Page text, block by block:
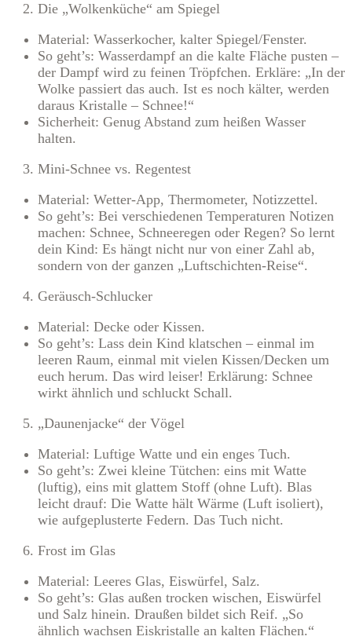
Die „Wolkenküche“ am Spiegel
Material: Wasserkocher, kalter Spiegel/Fenster.
So geht’s: Wasserdampf an die kalte Fläche pusten –
der Dampf wird zu feinen Tröpfchen. Erkläre: „In der
Wolke passiert das auch. Ist es noch kälter, werden
daraus Kristalle – Schnee!“
Sicherheit: Genug Abstand zum heißen Wasser
halten.
Mini-Schnee vs. Regentest
Material: Wetter-App, Thermometer, Notizzettel.
So geht’s: Bei verschiedenen Temperaturen Notizen
machen: Schnee, Schneeregen oder Regen? So lernt
dein Kind: Es hängt nicht nur von einer Zahl ab,
sondern von der ganzen „Luftschichten-Reise“.
Geräusch-Schlucker
Material: Decke oder Kissen.
So geht’s: Lass dein Kind klatschen – einmal im
leeren Raum, einmal mit vielen Kissen/Decken um
euch herum. Das wird leiser! Erklärung: Schnee
wirkt ähnlich und schluckt Schall.
„Daunenjacke“ der Vögel
Material: Luftige Watte und ein enges Tuch.
So geht’s: Zwei kleine Tütchen: eins mit Watte
(luftig), eins mit glattem Stoff (ohne Luft). Blas
leicht drauf: Die Watte hält Wärme (Luft isoliert),
wie aufgeplusterte Federn. Das Tuch nicht.
Frost im Glas
Material: Leeres Glas, Eiswürfel, Salz.
So geht’s: Glas außen trocken wischen, Eiswürfel
und Salz hinein. Draußen bildet sich Reif. „So
ähnlich wachsen Eiskristalle an kalten Flächen.“